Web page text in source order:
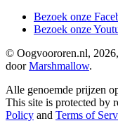
Bezoek onze
Bezoek onze
© Oogvoororen.nl,
doorMarshmallow.
Alle genoemde prijzen
This site is protected by
Policy and Terms of